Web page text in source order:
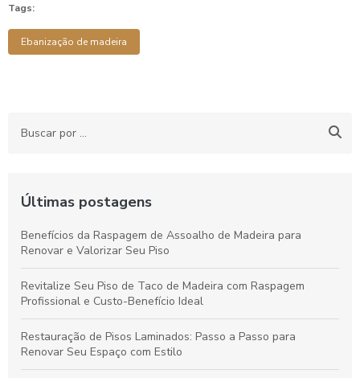
Tags:
Ebanização de madeira
Últimas postagens
Benefícios da Raspagem de Assoalho de Madeira para
Renovar e Valorizar Seu Piso
Revitalize Seu Piso de Taco de Madeira com Raspagem
Profissional e Custo-Benefício Ideal
Restauração de Pisos Laminados: Passo a Passo para
Renovar Seu Espaço com Estilo